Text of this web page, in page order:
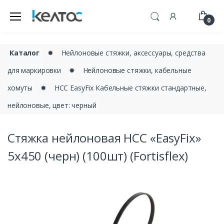
0
Каталог ✹
Нейлоновые стяжки, аксессуары, средства
для маркировки
✹
Нейлоновые стяжки, кабельные
хомуты
✹
НСС EasyFix Кабельные стяжки стандартные,
нейлоновые, цвет: черный
Стяжка нейлоновая НСС «EasyFix»
5х450 (черн) (100шт) (Fortisflex)